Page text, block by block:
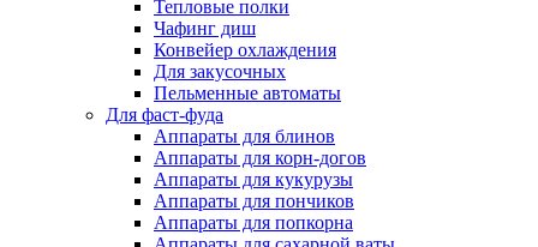
Тепловые полки
Чафинг диш
Конвейер охлаждения
Для закусочных
Пельменные автоматы
Для фаст-фуда
Аппараты для блинов
Аппараты для корн-догов
Аппараты для кукурузы
Аппараты для пончиков
Аппараты для попкорна